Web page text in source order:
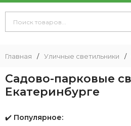
Главная / Уличные светильники /
Садово-парковые
Екатеринбурге
✔️ Популярное: